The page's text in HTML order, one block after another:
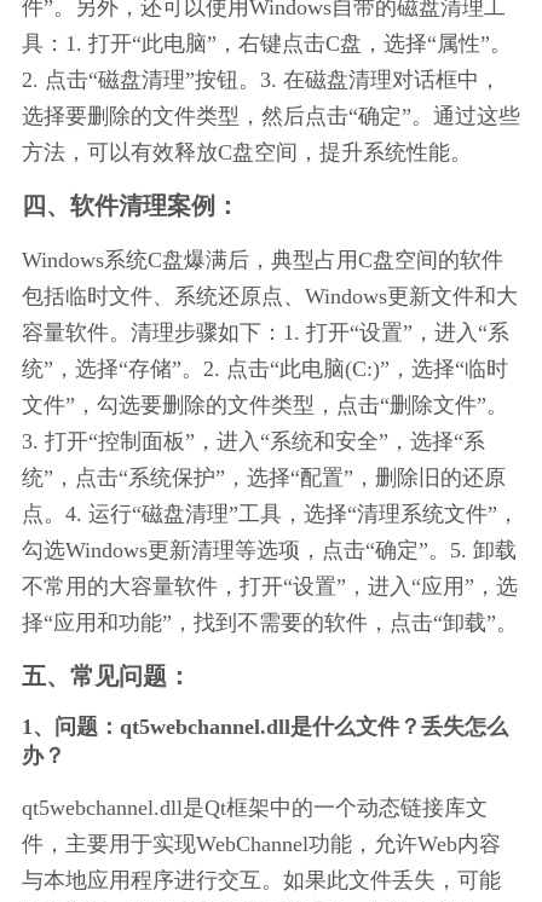
件”。另外，还可以使用Windows自带的磁盘清理工
具：1. 打开“此电脑”，右键点击C盘，选择“属性”。
2. 点击“磁盘清理”按钮。3. 在磁盘清理对话框中，
选择要删除的文件类型，然后点击“确定”。通过这些
方法，可以有效释放C盘空间，提升系统性能。
四、软件清理案例：
Windows系统C盘爆满后，典型占用C盘空间的软件
包括临时文件、系统还原点、Windows更新文件和大
容量软件。清理步骤如下：1. 打开“设置”，进入“系
统”，选择“存储”。2. 点击“此电脑(C:)”，选择“临时
文件”，勾选要删除的文件类型，点击“删除文件”。
3. 打开“控制面板”，进入“系统和安全”，选择“系
统”，点击“系统保护”，选择“配置”，删除旧的还原
点。4. 运行“磁盘清理”工具，选择“清理系统文件”，
勾选Windows更新清理等选项，点击“确定”。5. 卸载
不常用的大容量软件，打开“设置”，进入“应用”，选
择“应用和功能”，找到不需要的软件，点击“卸载”。
五、常见问题：
1、问题：qt5webchannel.dll是什么文件？丢失怎么
办？
qt5webchannel.dll是Qt框架中的一个动态链接库文
件，主要用于实现WebChannel功能，允许Web内容
与本地应用程序进行交互。如果此文件丢失，可能